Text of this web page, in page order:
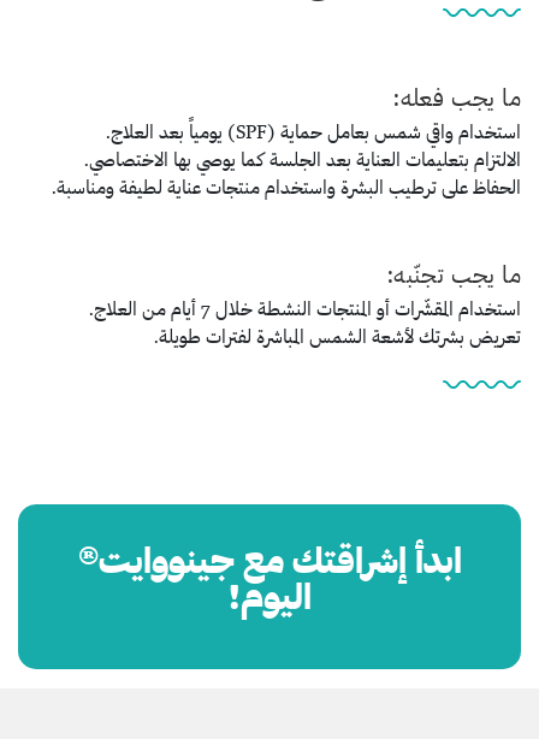
ما يجب فعله:
استخدام واقي شمس بعامل حماية (SPF) يومياً بعد العلاج.
الالتزام بتعليمات العناية بعد الجلسة كما يوصي بها الاختصاصي.
الحفاظ على ترطيب البشرة واستخدام منتجات عناية لطيفة ومناسبة.
ما يجب تجنّبه:
استخدام المقشّرات أو المنتجات النشطة خلال 7 أيام من العلاج.
تعريض بشرتك لأشعة الشمس المباشرة لفترات طويلة.
ابدأ إشراقتك مع جينووايت®
اليوم!